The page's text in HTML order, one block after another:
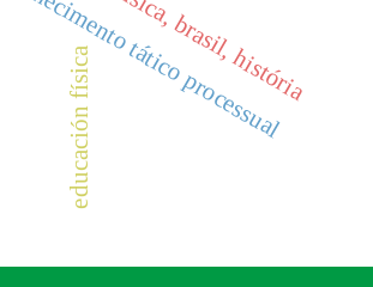
educación física